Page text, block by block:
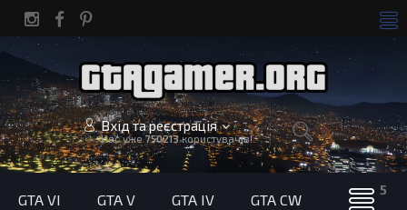
Вхід та реєстрація
Нас уже750213користувачів!
GTA VI GTA V GTA IV GTA CW